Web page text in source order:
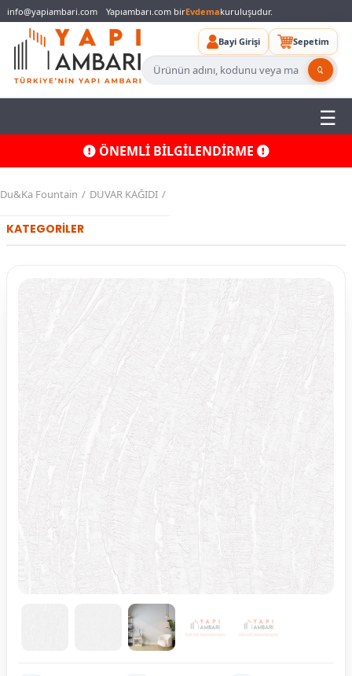
info@yapiambari.com Yapıambarı.com birEvdemakuruluşudur.
Bayi Girişi Sepetim
ÖNEMLİ BİLGİLENDİRME
Du&Ka Fountain DUVAR KAĞIDI
KATEGORİLER